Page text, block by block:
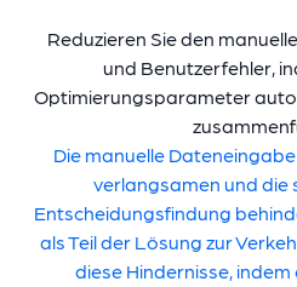
Reduzieren Sie den
und Benutzerfehler,
Optimierungsparameter
Die manuelle
verlangsamen und die
Entscheidungsfindung
als Teil der Lösung zur
diese Hindernisse,